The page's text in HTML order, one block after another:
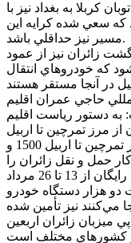
کربلا به بغداد نيز با
که سعي شده کرايه اين
مسير نيز حداقلي باشد.
زائران نيز از عمود
که خودروهاي انتقال
حاجي عمران اقليم
به دستور رياست اقليم
مرز تمرچين تا اربيل
تمهيدات ويژه‌اي انديشيده شده، که در مسير تمرچين تا اربيل 1500 و
وسيله نقليه کار حمل و نقل زائران را
انجام مي‌دهند. همچنين خدمات حمل و نقل رايگان از 13 تا 26 مرداد
دو هزار دستگاه خودرو
مي‌کنند نيز تأمين شده
ميزبان زائران اربعين